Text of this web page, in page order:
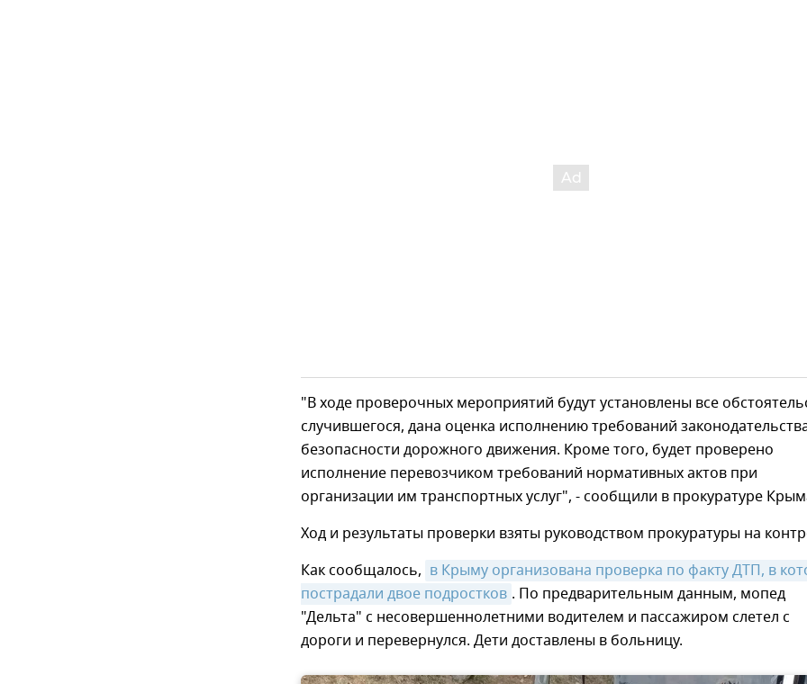
"В ходе проверочных мероприятий будут установлены все
случившегося, дана оценка исполнению требований
безопасности дорожного движения. Кроме того, будет проверено
исполнение перевозчиком требований нормативных актов при
организации им транспортных услуг", - сообщили в прокуратуре
Ход и результаты проверки взяты руководством прокуратуры на
Как сообщалось, в Крыму организована проверка по факту ДТП, в
пострадали двое подростков . По предварительным данным, мопед
"Дельта" с несовершеннолетними водителем и пассажиром слетел с
дороги и перевернулся. Дети доставлены в больницу.